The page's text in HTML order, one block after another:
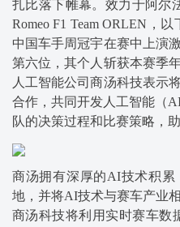
扎比落下帷幕。效力于阿尔
Romeo F1 Team ORLEN，
中国车手周冠宇在赛中上演
第六位，其个人斩获本赛季
人工智能公司商汤科技表示
合作，共同开发人工智能（
队的决策过程和比赛策略，
商汤拥有深厚的AI技术积
地，并将AI技术与赛车产业
商汤科技将利用实时赛车数